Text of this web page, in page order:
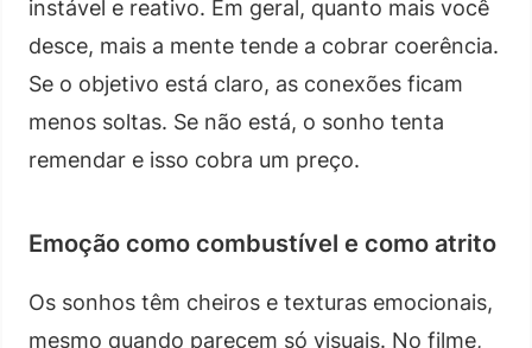
instável e reativo. Em geral, quanto mais você
desce, mais a mente tende a cobrar coerência.
Se o objetivo está claro, as conexões ficam
menos soltas. Se não está, o sonho tenta
remendar e isso cobra um preço.
Emoção como combustível e como atrito
Os sonhos têm cheiros e texturas emocionais,
mesmo quando parecem só visuais. No filme,